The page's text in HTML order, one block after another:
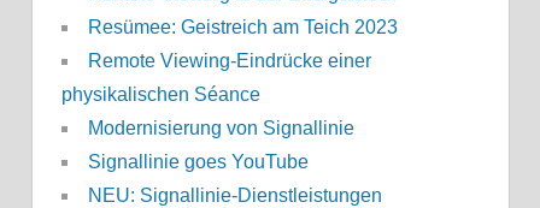
Resümee: Geistreich am Teich 2023
Remote Viewing-Eindrücke einer
physikalischen Séance
Modernisierung von Signallinie
Signallinie goes YouTube
NEU: Signallinie-Dienstleistungen